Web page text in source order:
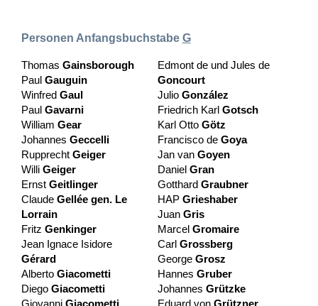
Personen Anfangsbuchstabe G
Thomas Gainsborough
Paul Gauguin
Winfred Gaul
Paul Gavarni
William Gear
Johannes Geccelli
Rupprecht Geiger
Willi Geiger
Ernst Geitlinger
Claude Gellée gen. Le
Lorrain
Fritz Genkinger
Jean Ignace Isidore
Gérard
Alberto Giacometti
Diego Giacometti
Giovanni Giacometti
Edmont de und Jules de
Goncourt
Julio González
Friedrich Karl Gotsch
Karl Otto Götz
Francisco de Goya
Jan van Goyen
Daniel Gran
Gotthard Graubner
HAP Grieshaber
Juan Gris
Marcel Gromaire
Carl Grossberg
George Grosz
Hannes Gruber
Johannes Grützke
Eduard von Grützner